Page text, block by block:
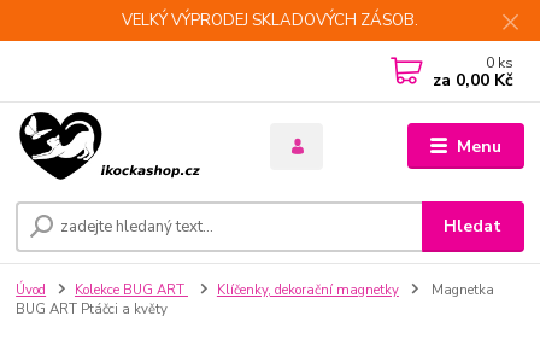
VELKÝ VÝPRODEJ SKLADOVÝCH ZÁSOB.
Menu
Hledat
0 ks
za 0,00 Kč
Úvod Kolekce BUG ART Klíčenky, dekorační magnetky
Magnetka
BUG ART Ptáčci a květy